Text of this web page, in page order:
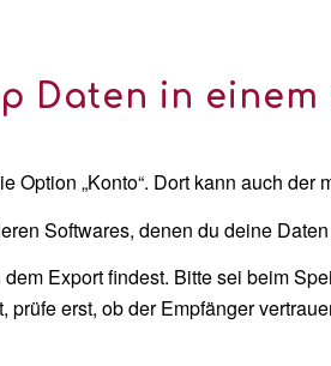
Daten in einem
Option „Konto“. Dort kann auch
Softwares, denen du deine
Export findest. Bitte sei beim
erst, ob der Empfänger